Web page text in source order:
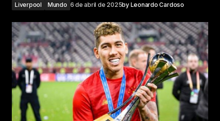
Liverpool Mundo 6 de abril de 2025by Leonardo Cardoso